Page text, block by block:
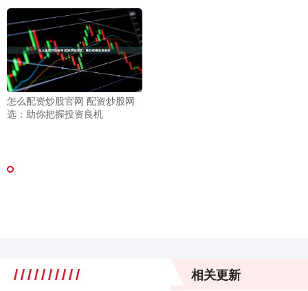
怎么配资炒股官网 配资炒股网
选：助你把握投资良机
相关更新